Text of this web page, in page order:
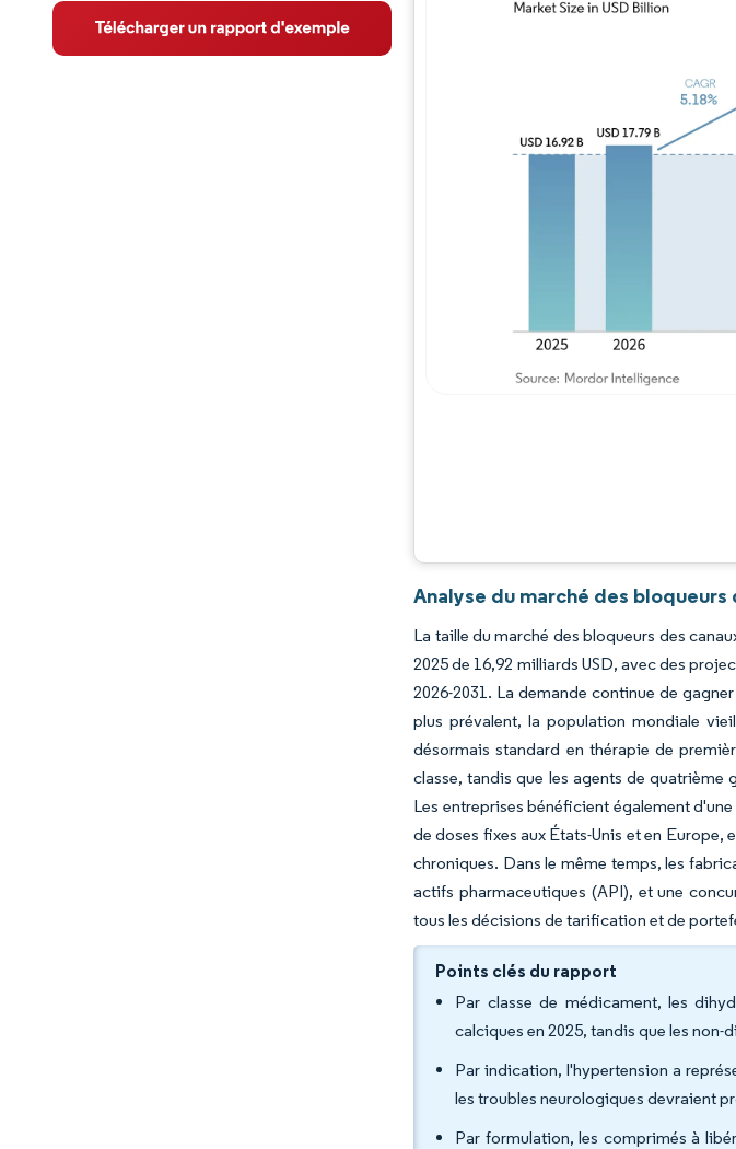
Tendances et perspectives
Image ©
Analyse du marché des
La taille du marché des bloqueurs des
2025 de 16,92 milliards USD, avec des
2026-2031. La demande continue de
plus prévalent, la population mondiale
désormais standard en thérapie de
classe, tandis que les agents de quatrième
Les entreprises bénéficient également
de doses fixes aux États-Unis et en
chroniques. Dans le même temps, les
actifs pharmaceutiques (API), et une
tous les décisions de tarification et de
Points clés du rapport
Par classe de médicament, les
calciques en 2025, tandis que les
Par indication, l'hypertension a
les troubles neurologiques devraient
Par formulation, les comprimés à